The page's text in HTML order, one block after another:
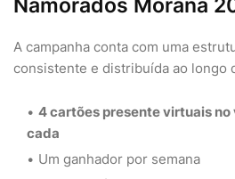
Namorados Morana
A campanha conta com uma
consistente e distribuída ao longo
4 cartões presente virtuais
cada
Um ganhador por semana